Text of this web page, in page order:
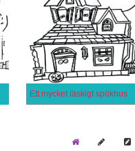
Ett mycket läskigt spökhus